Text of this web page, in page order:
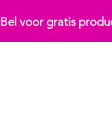
Bel voor gratis